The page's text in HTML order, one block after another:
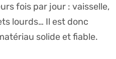
fois par jour : vaisselle,
lourds… Il est donc
solide et fiable.